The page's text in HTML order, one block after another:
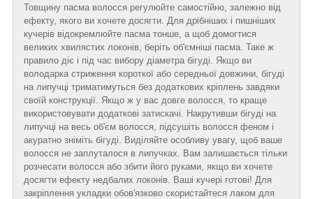
Товщину пасма волосся регулюйте самостійно, залежно від
ефекту, якого ви хочете досягти. Для дрібніших і пишніших
кучерів відокремлюйте пасма тонше, а щоб домогтися
великих хвилястих локонів, беріть об'ємніші пасма. Таке ж
правило діє і під час вибору діаметра бігуді. Якщо ви
володарка стриження короткої або середньої довжини, бігуді
на липучці триматимуться без додаткових кріплень завдяки
своїй конструкції. Якщо ж у вас довге волосся, то краще
використовувати додаткові затискачі. Накрутивши бігуді на
липучці на весь об'єм волосся, підсушіть волосся феном і
акуратно зніміть бігуді. Виділяйте особливу увагу, щоб ваше
волосся не заплуталося в липучках. Вам залишається тільки
розчесати волосся або збити його руками, якщо ви хочете
досягти ефекту недбалих локонів. Ваші кучері готові! Для
закріплення укладки обов'язково скористайтеся лаком для